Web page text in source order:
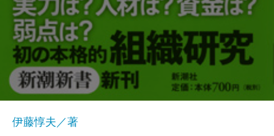
伊藤惇夫／著